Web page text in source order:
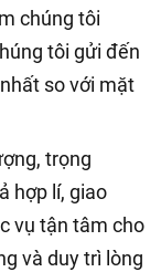
chúng tôi
tôi gửi đến
so với mặt
trọng
hợp lí, giao
vụ tận tâm cho
và duy trì lòng